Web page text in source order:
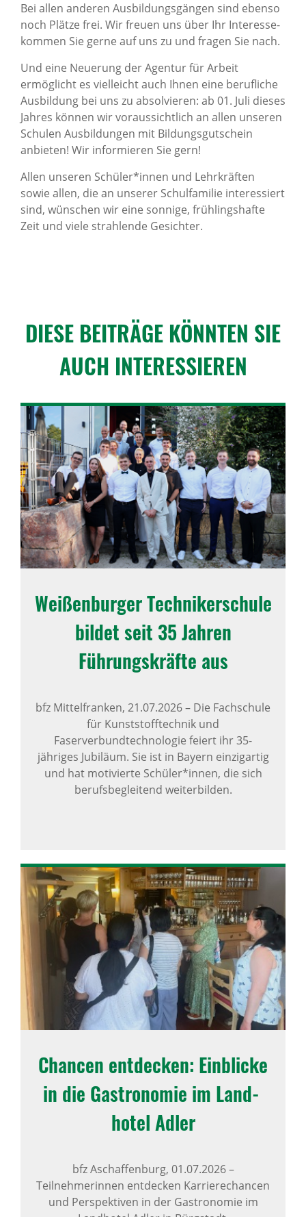
Bei allen anderen Ausbildungsgängen sind ebenso
noch Plätze frei. Wir freuen uns über Ihr Interesse-
kommen Sie gerne auf uns zu und fragen Sie nach.
Und eine Neuerung der Agentur für Arbeit
ermöglicht es vielleicht auch Ihnen eine berufliche
Ausbildung bei uns zu absolvieren: ab 01. Juli dieses
Jahres können wir voraussichtlich an allen unseren
Schulen Ausbildungen mit Bildungsgutschein
anbieten! Wir informieren Sie gern!
Allen unseren Schüler*innen und Lehrkräften
sowie allen, die an unserer Schulfamilie interessiert
sind, wünschen wir eine sonnige, frühlingshafte
Zeit und viele strahlende Gesichter.
DIESE BEITRÄGE KÖNNTEN SIE
AUCH INTER­ES­SIEREN
Weißen­burger Tech­ni­ker­schule
bildet seit 35 Jahren
Führungs­kräfte aus
bfz Mittelfranken, 21.07.2026– Die Fachschule
für Kunststofftechnik und
Faserverbundtechnologie feiert ihr 35-
jähriges Jubiläum. Sie ist in Bayern einzigartig
und hat motivierte Schüler*innen, die sich
berufsbegleitend weiterbilden.
Chancen entde­cken: Einblicke
in die Gastro­nomie im Land­
hotel Adler
bfz Aschaffenburg, 01.07.2026–
Teilnehmerinnen entdecken Karrierechancen
und Perspektiven in der Gastronomie im